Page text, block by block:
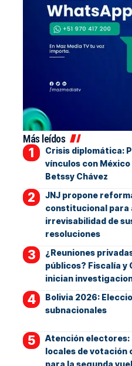
Más leídos
Crisis diplomática:
vínculos con México
Betssy Chávez
JNJ propone
constitucional para
irrevisabilidad de
resoluciones
¿Reuniones
públicos? Fiscalía y
inician
Bolivia 2026:
subnacionales
Atención electores:
locales de votación
para la segunda